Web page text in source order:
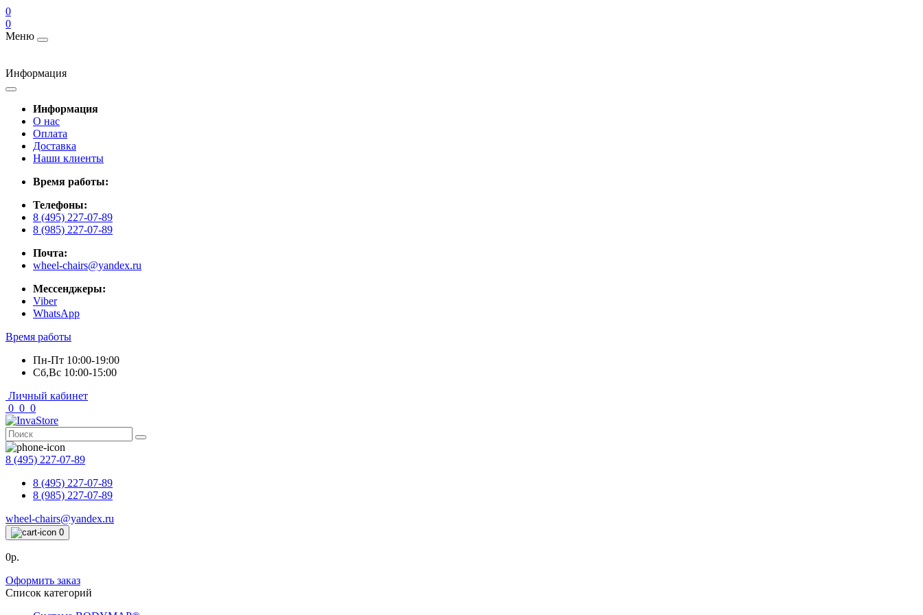
0
0
Меню
Информация
Информация
О нас
Оплата
Доставка
Наши клиенты
Время работы:
Телефоны:
8 (495) 227-07-89
8 (985) 227-07-89
Почта:
wheel-chairs@yandex.ru
Мессенджеры:
Viber
WhatsApp
Время работы
Пн-Пт 10:00-19:00
Сб,Вс 10:00-15:00
Личный кабинет
0 0 0
8 (495) 227-07-89
8 (495) 227-07-89
8 (985) 227-07-89
wheel-chairs@yandex.ru
0
0р.
Оформить заказ
Список категорий